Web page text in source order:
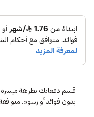
5 × مفاتيح أصلية
🧱 الاستخدام المثالي:
أبواب الخزائن أو
💡 نصيحة احترافية:
يفضل تركيب القفل مع
بدون فوائد أو رسوم.